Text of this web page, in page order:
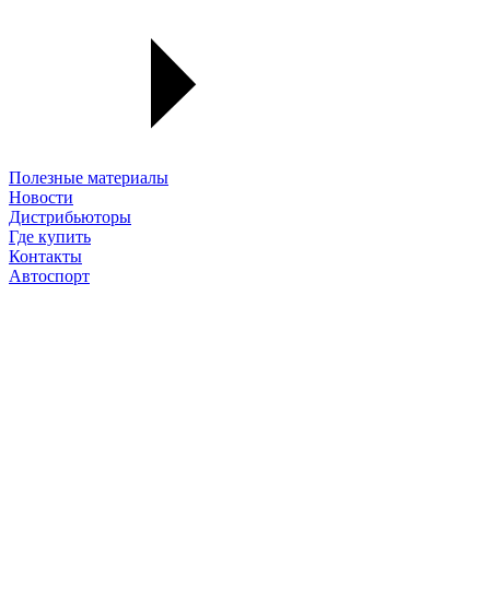
Полезные материалы
Новости
Дистрибьюторы
Где купить
Контакты
Автоспорт